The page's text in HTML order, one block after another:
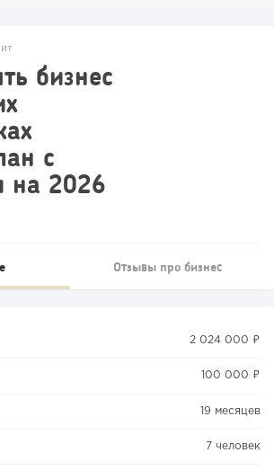
бизнес
с
на 2026
Отзывы про бизнес
2 024 000 ₽
100 000 ₽
19 месяцев
7 человек